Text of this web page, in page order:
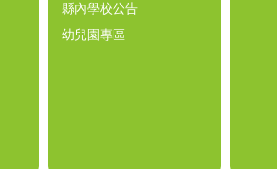
縣內學校公告
幼兒園專區